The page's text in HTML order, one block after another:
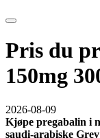
Pris du
150mg
2026-08-09
Kjøpe pregabalin i
saudi-arabiske